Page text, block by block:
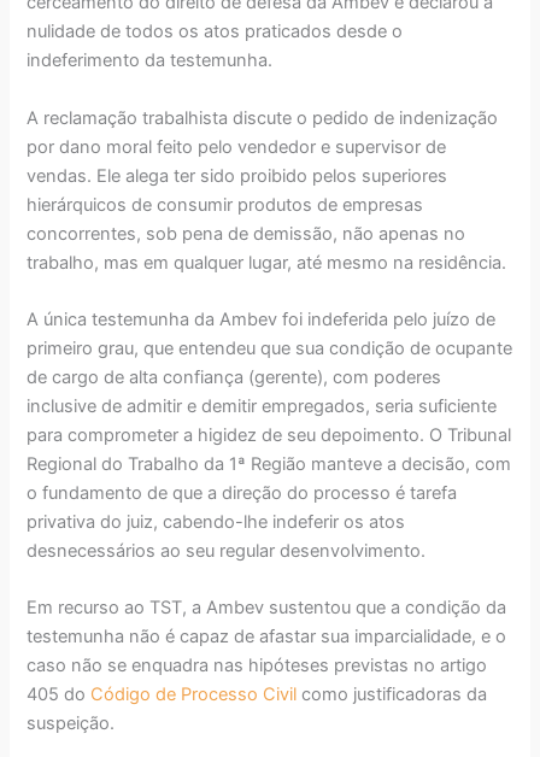
nulidade de todos os atos praticados desde o
indeferimento da testemunha.
A reclamação trabalhista discute o pedido de indenização
por dano moral feito pelo vendedor e supervisor de
vendas. Ele alega ter sido proibido pelos superiores
hierárquicos de consumir produtos de empresas
concorrentes, sob pena de demissão, não apenas no
trabalho, mas em qualquer lugar, até mesmo na residência.
A única testemunha da Ambev foi indeferida pelo juízo de
primeiro grau, que entendeu que sua condição de ocupante
de cargo de alta confiança (gerente), com poderes
inclusive de admitir e demitir empregados, seria suficiente
para comprometer a higidez de seu depoimento. O Tribunal
Regional do Trabalho da 1ª Região manteve a decisão, com
o fundamento de que a direção do processo é tarefa
privativa do juiz, cabendo-lhe indeferir os atos
desnecessários ao seu regular desenvolvimento.
Em recurso ao TST, a Ambev sustentou que a condição da
testemunha não é capaz de afastar sua imparcialidade, e o
caso não se enquadra nas hipóteses previstas no artigo
405 do Código de Processo Civil como justificadoras da
suspeição.